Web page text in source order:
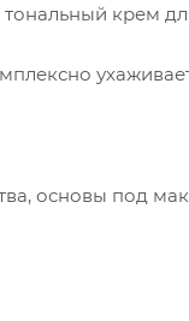
крем
основы под